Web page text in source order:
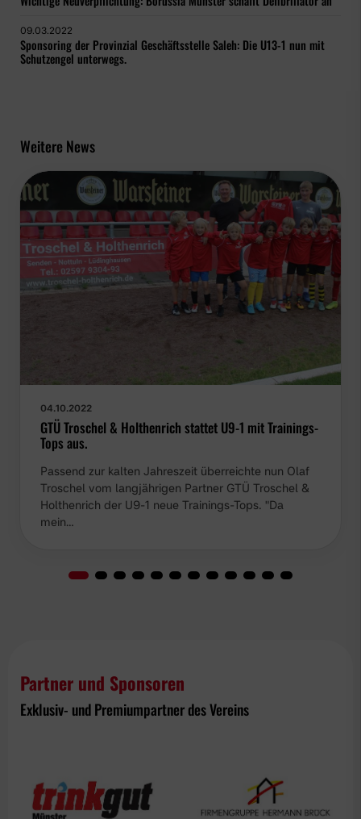
09.03.2022
Sponsoring der Provinzial Geschäftsstelle Saleh: Die U13-1 nun mit
Schutzengel unterwegs.
Weitere News
04.10.2022
GTÜ Troschel & Holthenrich stattet U9-1 mit Trainings-
Tops aus.
Passend zur kalten Jahreszeit überreichte nun Olaf
Troschel vom langjährigen Partner GTÜ Troschel &
Holthenrich der U9-1 neue Trainings-Tops. "Da mein…
Partner und Sponsoren
Exklusiv- und Premiumpartner des Vereins